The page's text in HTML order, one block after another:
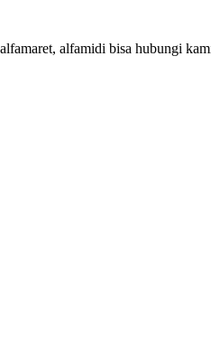
alfamidi bisa hubungi